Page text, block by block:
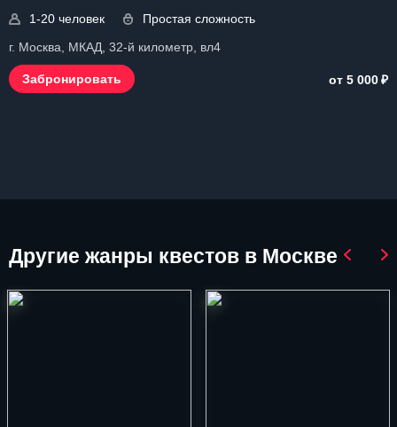
1-20 человек
Простая сложность
г. Москва, МКАД, 32-й километр, вл4
Забронировать от 5 000₽
Другие жанры квестов в Москве